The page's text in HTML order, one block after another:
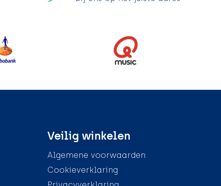
Veilig winkelen
Algemene voorwaarden
Cookieverklaring